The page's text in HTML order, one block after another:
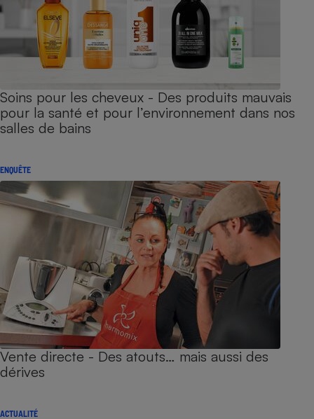
Soins pour les cheveux - Des produits mauvais
pour la santé et pour l’environnement dans nos
salles de bains
ENQUÊTE
Vente directe - Des atouts… mais aussi des
dérives
ACTUALITÉ